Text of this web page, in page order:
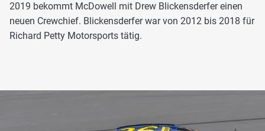
2019 bekommt McDowell mit Drew Blickensderfer einen
neuen Crewchief. Blickensderfer war von 2012 bis 2018 für
Richard Petty Motorsports tätig.